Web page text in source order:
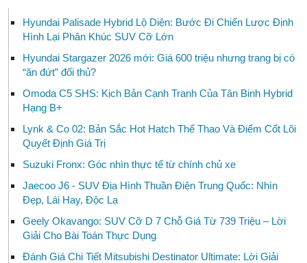
Hyundai Palisade Hybrid Lộ Diện: Bước Đi Chiến Lược Định
Hình Lại Phân Khúc SUV Cỡ Lớn
Hyundai Stargazer 2026 mới: Giá 600 triệu nhưng trang bị có
“ăn đứt” đối thủ?
Omoda C5 SHS: Kịch Bản Cạnh Tranh Của Tân Binh Hybrid
Hạng B+
Lynk & Co 02: Bản Sắc Hot Hatch Thể Thao Và Điểm Cốt Lõi
Quyết Định Giá Trị
Suzuki Fronx: Góc nhìn thực tế từ chính chủ xe
Jaecoo J6 - SUV Địa Hình Thuần Điện Trung Quốc: Nhìn
Đẹp, Lái Hay, Độc Lạ
Geely Okavango: SUV Cỡ D 7 Chỗ Giá Từ 739 Triệu – Lời
Giải Cho Bài Toán Thực Dụng
Đánh Giá Chi Tiết Mitsubishi Destinator Ultimate: Lời Giải